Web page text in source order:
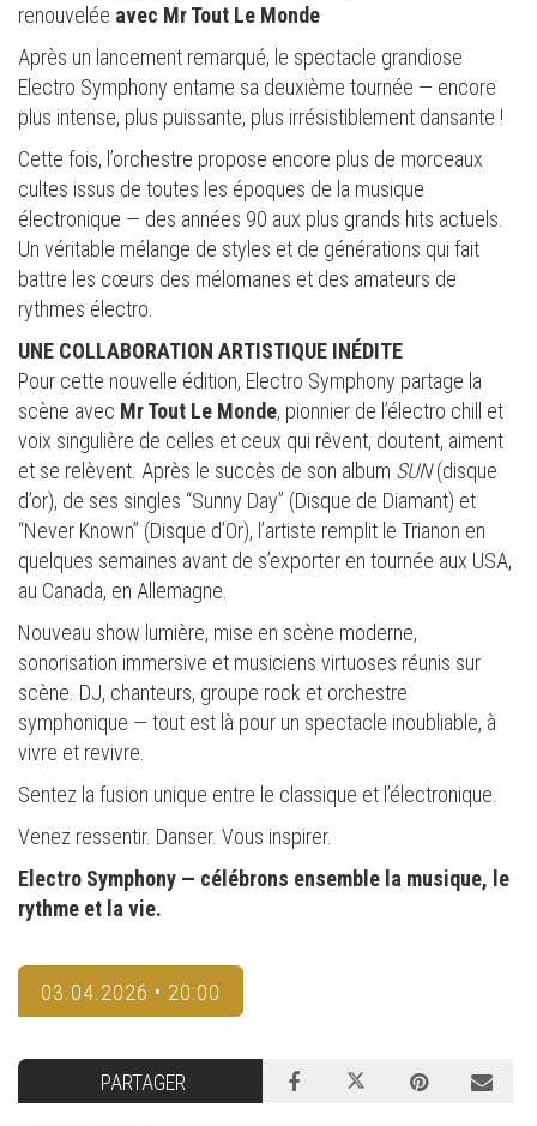
renouvelée avec Mr Tout Le Monde
Après un lancement remarqué, le spectacle grandiose
Electro Symphony entame sa deuxième tournée — encore
plus intense, plus puissante, plus irrésistiblement dansante !
Cette fois, l’orchestre propose encore plus de morceaux
cultes issus de toutes les époques de la musique
électronique — des années 90 aux plus grands hits actuels.
Un véritable mélange de styles et de générations qui fait
battre les cœurs des mélomanes et des amateurs de
rythmes électro.
UNE COLLABORATION ARTISTIQUE INÉDITE
Pour cette nouvelle édition, Electro Symphony partage la
scène avec Mr Tout Le Monde, pionnier de l’électro chill et
voix singulière de celles et ceux qui rêvent, doutent, aiment
et se relèvent. Après le succès de son album SUN(disque
d’or), de ses singles “Sunny Day” (Disque de Diamant) et
“Never Known” (Disque d’Or), l’artiste remplit le Trianon en
quelques semaines avant de s’exporter en tournée aux USA,
au Canada, en Allemagne.
Nouveau show lumière, mise en scène moderne,
sonorisation immersive et musiciens virtuoses réunis sur
scène. DJ, chanteurs, groupe rock et orchestre
symphonique — tout est là pour un spectacle inoubliable, à
vivre et revivre.
Sentez la fusion unique entre le classique et l’électronique.
Venez ressentir. Danser. Vous inspirer.
Electro Symphony — célébrons ensemble la musique, le
rythme et la vie.
03.04.2026 • 20:00
PARTAGER